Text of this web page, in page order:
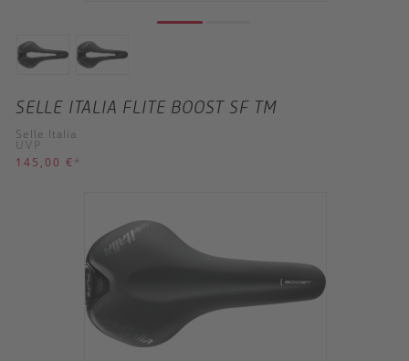
SELLE ITALIA FLITE BOOST SF TM
Selle Italia
UVP
145,00 € *